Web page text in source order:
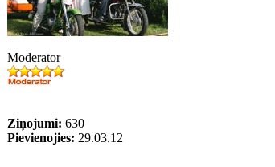
Moderator
Ziņojumi: 630
Pievienojies: 29.03.12